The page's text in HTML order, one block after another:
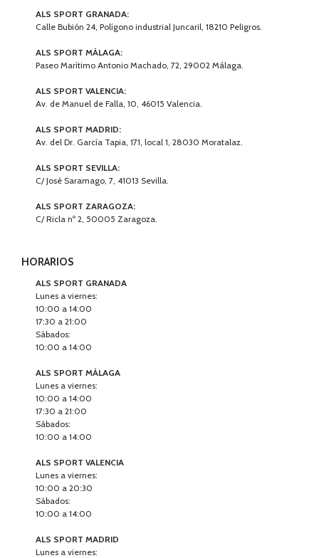
ALS SPORT GRANADA:
Calle Bubión 24, Polígono industrial Juncaril, 18210 Peligros.
ALS SPORT MÁLAGA:
Paseo Marítimo Antonio Machado, 72, 29002 Málaga.
ALS SPORT VALENCIA:
Av. de Manuel de Falla, 10, 46015 Valencia.
ALS SPORT MADRID:
Av. del Dr. García Tapia, 171, local 1, 28030 Moratalaz.
ALS SPORT SEVILLA:
C/ José Saramago, 7, 41013 Sevilla.
ALS SPORT ZARAGOZA:
C/ Ricla nº 2, 50005 Zaragoza.
HORARIOS
ALS SPORT GRANADA
Lunes a viernes:
10:00 a 14:00
17:30 a 21:00
Sábados:
10:00 a 14:00
ALS SPORT MÁLAGA
Lunes a viernes:
10:00 a 14:00
17:30 a 21:00
Sábados:
10:00 a 14:00
ALS SPORT VALENCIA
Lunes a viernes:
10:00 a 20:30
Sábados:
10:00 a 14:00
ALS SPORT MADRID
Lunes a viernes: